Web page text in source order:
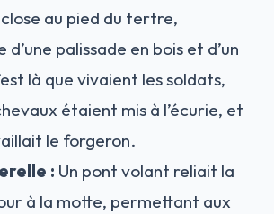
au pied du tertre,
d’une palissade en bois et d’un
là que vivaient les soldats,
étaient mis à l’écurie, et
le forgeron.
: Un pont volant reliait la
à la motte, permettant aux